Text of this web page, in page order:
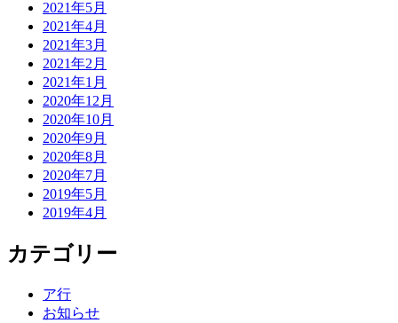
2021年5月
2021年4月
2021年3月
2021年2月
2021年1月
2020年12月
2020年10月
2020年9月
2020年8月
2020年7月
2019年5月
2019年4月
カテゴリー
ア行
お知らせ